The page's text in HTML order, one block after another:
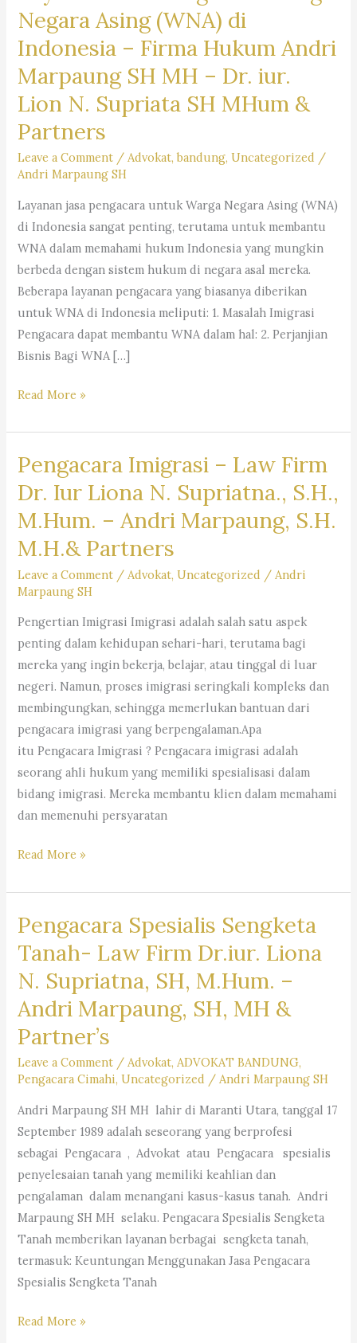
Negara Asing (WNA) di
Indonesia – Firma Hukum Andri
Marpaung SH MH – Dr. iur.
Lion N. Supriata SH MHum &
Partners
Leave a Comment /Advokat,bandung,Uncategorized /
Andri Marpaung SH
Layanan jasa pengacara untuk Warga Negara Asing (WNA)
di Indonesia sangat penting, terutama untuk membantu
WNA dalam memahami hukum Indonesia yang mungkin
berbeda dengan sistem hukum di negara asal mereka.
Beberapa layanan pengacara yang biasanya diberikan
untuk WNA di Indonesia meliputi: 1. Masalah Imigrasi
Pengacara dapat membantu WNA dalam hal: 2. Perjanjian
Bisnis Bagi WNA […]
Layanan
Pengacara
Warga
Asing
(WNA)
di
–Firma
Andri
Marpaung
SH
MH
–
Dr.
iur.
Lion
N.
Supriata
&
Read More »
Pengacara Imigrasi – Law Firm
Dr. Iur Liona N. Supriatna., S.H.,
M.Hum. – Andri Marpaung, S.H.
M.H.& Partners
Leave a Comment / Advokat,Uncategorized / Andri
Marpaung SH
Pengertian Imigrasi Imigrasi adalah salah satu aspek
penting dalam kehidupan sehari-hari, terutama bagi
mereka yang ingin bekerja, belajar, atau tinggal di luar
negeri. Namun, proses imigrasi seringkali kompleks dan
membingungkan, sehingga memerlukan bantuan dari
pengacara imigrasi yang berpengalaman.Apa
itu Pengacara Imigrasi ? Pengacara imigrasi adalah
seorang ahli hukum yang memiliki spesialisasi dalam
bidang imigrasi. Mereka membantu klien dalam memahami
dan memenuhi persyaratan
Pengacara
–
Law
Dr.
Iur
Liona
N.
Supriatna.,
S.H.,
M.Hum.
–
Andri
Marpaung,
S.H.
M.H.&
Partners
Read More »
Pengacara Spesialis Sengketa
Tanah- Law Firm Dr.iur. Liona
N. Supriatna, SH, M.Hum. –
Andri Marpaung, SH, MH &
Partner’s
Leave a Comment /Advokat,ADVOKAT BANDUNG,
Pengacara Cimahi,Uncategorized /Andri Marpaung SH
Andri Marpaung SH MH lahir di Maranti Utara, tanggal 17
September 1989 adalah seseorang yang berprofesi
sebagai Pengacara , Advokat atau Pengacara spesialis
penyelesaian tanah yang memiliki keahlian dan
pengalaman dalam menangani kasus-kasus tanah. Andri
Marpaung SH MH selaku. Pengacara Spesialis Sengketa
Tanah memberikan layanan berbagai sengketa tanah,
termasuk: Keuntungan Menggunakan Jasa Pengacara
Spesialis Sengketa Tanah
Pengacara
Read More »